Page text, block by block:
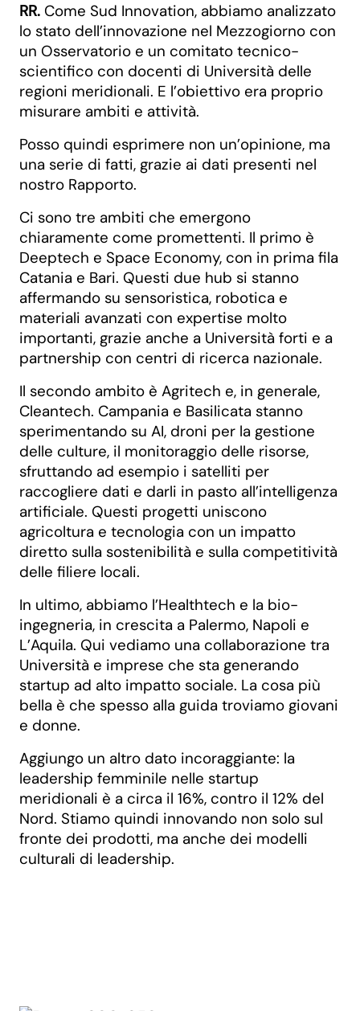
RR. Come Sud Innovation, abbiamo analizzato
lo stato dell’innovazione nel Mezzogiorno con
un Osservatorio e un comitato tecnico-
scientifico con docenti di Università delle
regioni meridionali. E l’obiettivo era proprio
misurare ambiti e attività.
Posso quindi esprimere non un’opinione, ma
una serie di fatti, grazie ai dati presenti nel
nostro Rapporto.
Ci sono tre ambiti che emergono
chiaramente come promettenti. Il primo è
Deeptech e Space Economy, con in prima fila
Catania e Bari. Questi due hub si stanno
affermando su sensoristica, robotica e
materiali avanzati con expertise molto
importanti, grazie anche a Università forti e a
partnership con centri di ricerca nazionale.
Il secondo ambito è Agritech e, in generale,
Cleantech. Campania e Basilicata stanno
sperimentando su AI, droni per la gestione
delle culture, il monitoraggio delle risorse,
sfruttando ad esempio i satelliti per
raccogliere dati e darli in pasto all’intelligenza
artificiale. Questi progetti uniscono
agricoltura e tecnologia con un impatto
diretto sulla sostenibilità e sulla competitività
delle filiere locali.
In ultimo, abbiamo l’Healthtech e la bio-
ingegneria, in crescita a Palermo, Napoli e
L’Aquila. Qui vediamo una collaborazione tra
Università e imprese che sta generando
startup ad alto impatto sociale. La cosa più
bella è che spesso alla guida troviamo giovani
e donne.
Aggiungo un altro dato incoraggiante: la
leadership femminile nelle startup
meridionali è a circa il 16%, contro il 12% del
Nord. Stiamo quindi innovando non solo sul
fronte dei prodotti, ma anche dei modelli
culturali di leadership.